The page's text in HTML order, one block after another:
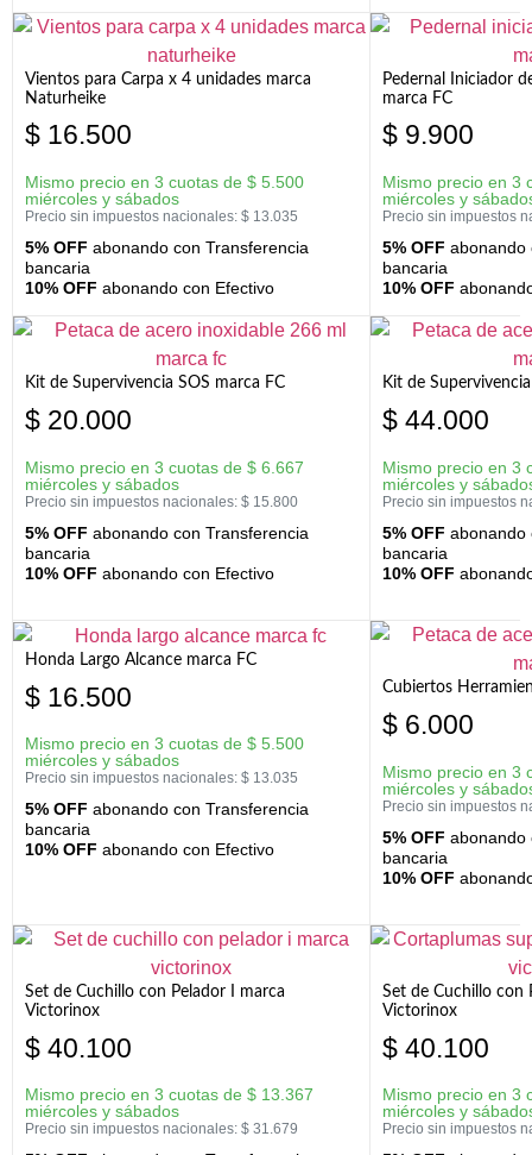
Vientos para Carpa x 4 unidades marca
Naturheike
$ 16.500
Mismo precio en 3 cuotas de $ 5.500
miércoles y sábados
Precio sin impuestos nacionales: $ 13.035
5% OFF abonando con Transferencia
bancaria
10% OFF abonando con Efectivo
Pedernal Iniciador
marca FC
$ 9.900
Mismo precio en 3
miércoles y
Precio sin impuestos
5% OFF abonando
bancaria
10% OFF
Kit de Supervivencia SOS marca FC
$ 20.000
Mismo precio en 3 cuotas de $ 6.667
miércoles y sábados
Precio sin impuestos nacionales: $ 15.800
5% OFF abonando con Transferencia
bancaria
10% OFF abonando con Efectivo
Kit de
$ 44.000
Mismo precio en 3
miércoles y
Precio sin impuestos
5% OFF abonando
bancaria
10% OFF
Honda Largo Alcance marca FC
$ 16.500
Mismo precio en 3 cuotas de $ 5.500
miércoles y sábados
Precio sin impuestos nacionales: $ 13.035
5% OFF abonando con Transferencia
bancaria
10% OFF abonando con Efectivo
Cubiertos
$ 6.000
Mismo precio en 3
miércoles y
Precio sin impuestos
5% OFF abonando
bancaria
10% OFF
Set de Cuchillo con Pelador I marca
Victorinox
$ 40.100
Mismo precio en 3 cuotas de $ 13.367
miércoles y sábados
Precio sin impuestos nacionales: $ 31.679
Set de Cuchillo con
Victorinox
$ 40.100
Mismo precio en 3
miércoles y
Precio sin impuestos